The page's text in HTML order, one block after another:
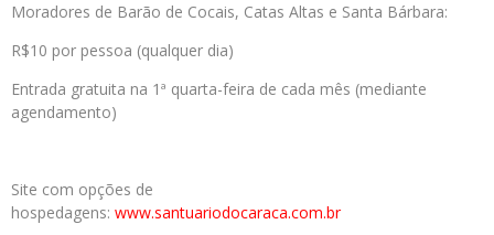
Moradores de Barão de Cocais, Catas Altas e Santa Bárbara:
R$10 por pessoa (qualquer dia)
Entrada gratuita na 1ª quarta-feira de cada mês (mediante
agendamento)
Site com opções de
hospedagens: www.santuariodocaraca.com.br